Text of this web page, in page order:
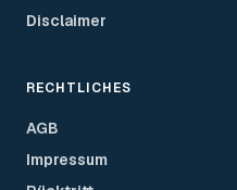
Disclaimer
RECHTLICHES
AGB
Impressum